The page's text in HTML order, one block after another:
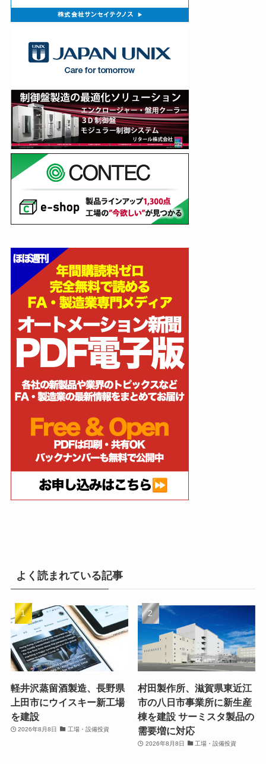
よく読まれている記事
軽井沢蒸留酒製造、長野県
上田市にウイスキー新工場
を建設
2026年8月8日 工場・設備投資
村田製作所、滋賀県東近江
市の八日市事業所に新生産
棟を建設 サーミスタ製品の
需要増に対応
2026年8月8日 工場・設備投資